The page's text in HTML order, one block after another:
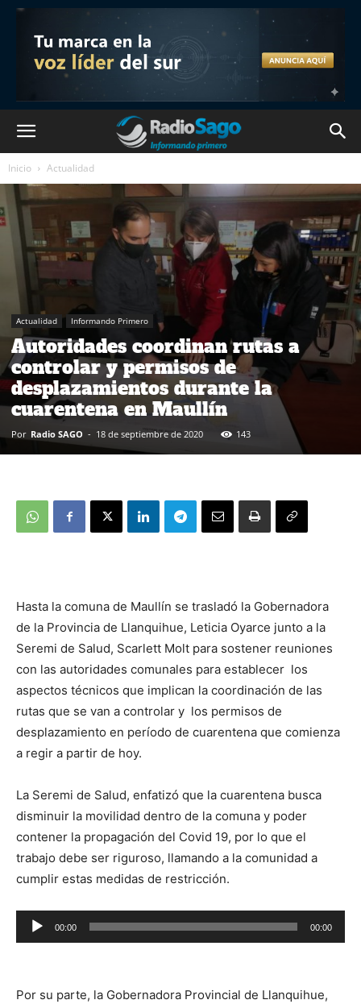
Inicio Actualidad
Actualidad Informando Primero
Autoridades coordinan rutas a
controlar y permisos de
desplazamientos durante la
cuarentena en Maullín
Por Radio SAGO - 18 de septiembre de 2020 143
Hasta la comuna de Maullín se trasladó la Gobernadora
de la Provincia de Llanquihue, Leticia Oyarce junto a la
Seremi de Salud, Scarlett Molt para sostener reuniones
con las autoridades comunales para establecer los
aspectos técnicos que implican la coordinación de las
rutas que se van a controlar y los permisos de
desplazamiento en período de cuarentena que comienza
a regir a partir de hoy.
La Seremi de Salud, enfatizó que la cuarentena busca
disminuir la movilidad dentro de la comuna y poder
contener la propagación del Covid 19, por lo que el
trabajo debe ser riguroso, llamando a la comunidad a
cumplir estas medidas de restricción.
Reproductor
de
00:00 00:00
Por su parte, la Gobernadora Provincial de Llanquihue,